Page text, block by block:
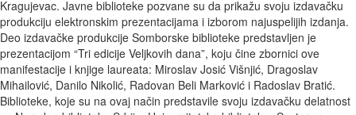
Kragujevac. Javne biblioteke pozvane su da prikažu svoju izdavačku
produkciju elektronskim prezentacijama i izborom najuspelijih izdanja.
Deo izdavačke produkcije Somborske biblioteke predstavljen je
prezentacijom “Tri edicije Veljkovih dana”, koju čine zbornici ove
manifestacije i knjige laureata: Miroslav Josić Višnjić, Dragoslav
Mihailović, Danilo Nikolić, Radovan Beli Marković i Radoslav Bratić.
Biblioteke, koje su na ovaj način predstavile svoju izdavačku delatnost